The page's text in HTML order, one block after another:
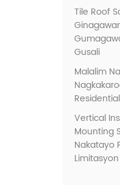
Tile Roof
Gusali
Malalim
Vertical
Mounting
Nakatayo